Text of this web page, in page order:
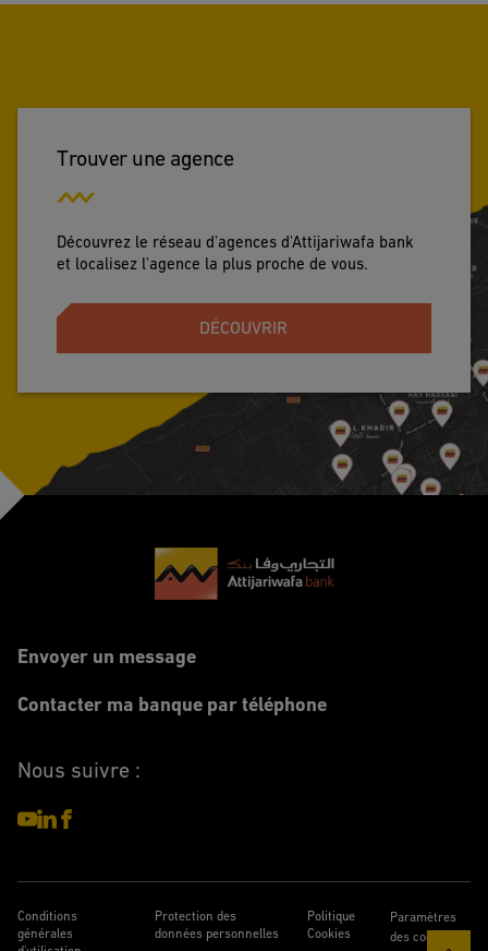
Trouver une agence
Découvrez le réseau d'agences d'Attijariwafa bank
et localisez l'agence la plus proche de vous.
DÉCOUVRIR
Footer
Envoyer un message
Contacter ma banque par téléphone
Nous suivre :
Conditions
générales
Protection des
données personnelles
Politique
Cookies
Paramètres
des cookies